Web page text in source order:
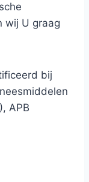
wij U graag
bij
APB